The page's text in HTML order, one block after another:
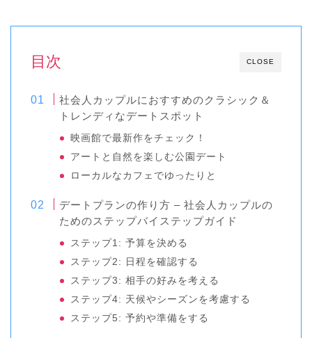
CLOSE
目次
社会人カップルにおすすめのクラシック＆
トレンディなデートスポット
映画館で最新作をチェック！
アートと自然を楽しむ公園デート
ローカルなカフェでゆったりと
デートプランの作り方 – 社会人カップルの
ためのステップバイステップガイド
ステップ1: 予算を決める
ステップ2: 日程を確認する
ステップ3: 相手の好みを考える
ステップ4: 天候やシーズンを考慮する
ステップ5: 予約や準備をする